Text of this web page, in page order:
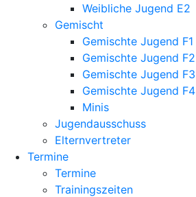
Weibliche Jugend E2
Gemischt
Gemischte Jugend F1
Gemischte Jugend F2
Gemischte Jugend F3
Gemischte Jugend F4
Minis
Jugendausschuss
Elternvertreter
Termine
Termine
Trainingszeiten